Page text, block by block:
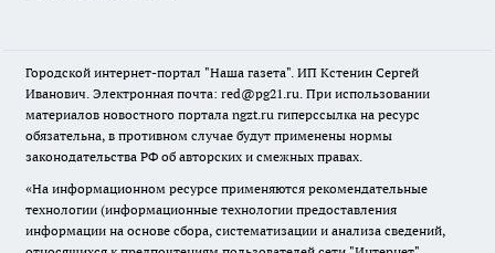
Городской интернет-портал "Наша газета". ИП Кстенин Сергей
Иванович. Электронная почта: red@pg21.ru. При использовании
материалов новостного портала ngzt.ru гиперссылка на ресурс
обязательна, в противном случае будут применены нормы
законодательства РФ об авторских и смежных правах.
«На информационном ресурсе применяются рекомендательные
технологии (информационные технологии предоставления
информации на основе сбора, систематизации и анализа сведений,